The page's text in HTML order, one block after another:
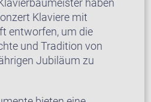
Klaviere mit
entworfen, um die
und Tradition von
Jubiläum zu